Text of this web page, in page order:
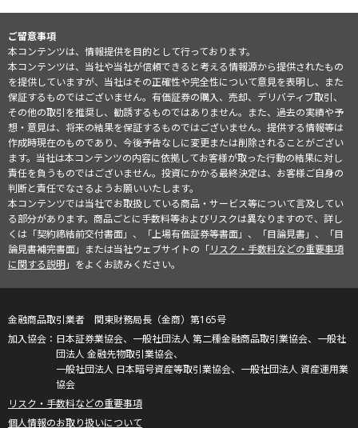
ご留意事項
本コンテンツは、情報提供を目的として行っております。
本コンテンツは、当社や当社が信頼できると考える情報源から提供されたもの
を提供していますが、当社はその正確性や完全性について意見を表明し、また
保証するものではございません。有価証券の購入、売却、デリバティブ取引、
その他の取引を推奨し、勧誘するものではありません。また、過去の実績や予
想・意見は、将来の結果を保証するものではございません。提供する情報等は
作成時現在のものであり、今後予告なしに変更または削除されることがござい
ます。当社は本コンテンツの内容に依拠してお客様が取った行動の結果に対し
責任を負うものではございません。投資にかかる最終決定は、お客様ご自身の
判断と責任でなさるようお願いいたします。
本コンテンツでは当社でお取扱している商品・サービス等について言及してい
る部分があります。商品ごとに手数料等およびリスクは異なりますので、詳し
くは「契約締結前交付書面」、「上場有価証券等書面」、「目論見書」、「目
論見書補完書面」または当社ウェブサイトの「リスク・手数料などの重要事項
に関する説明」をよくお読みください。
金融商品取引業者 関東財務局長（金商）第165号
日本証券業協会、一般社団法人 第二種金融商品取引業協会、一般社
団法人 金融先物取引業協会、
一般社団法人 日本暗号資産等取引業協会、一般社団法人 資産運用業
協会
リスク・手数料などの重要事項
個人情報のお取り扱いについて